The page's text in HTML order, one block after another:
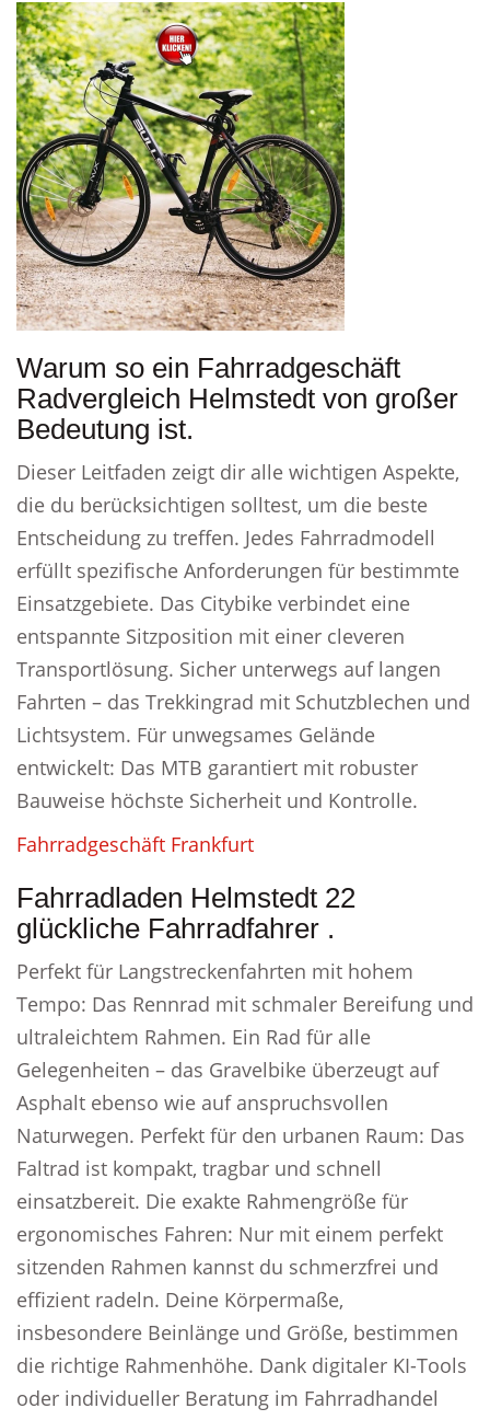
Warum so ein Fahrradgeschäft
Radvergleich Helmstedt von großer
Bedeutung ist.
Dieser Leitfaden zeigt dir alle wichtigen Aspekte,
die du berücksichtigen solltest, um die beste
Entscheidung zu treffen. Jedes Fahrradmodell
erfüllt spezifische Anforderungen für bestimmte
Einsatzgebiete. Das Citybike verbindet eine
entspannte Sitzposition mit einer cleveren
Transportlösung. Sicher unterwegs auf langen
Fahrten – das Trekkingrad mit Schutzblechen und
Lichtsystem. Für unwegsames Gelände
entwickelt: Das MTB garantiert mit robuster
Bauweise höchste Sicherheit und Kontrolle.
Fahrradgeschäft Frankfurt
Fahrradladen Helmstedt 22
glückliche Fahrradfahrer .
Perfekt für Langstreckenfahrten mit hohem
Tempo: Das Rennrad mit schmaler Bereifung und
ultraleichtem Rahmen. Ein Rad für alle
Gelegenheiten – das Gravelbike überzeugt auf
Asphalt ebenso wie auf anspruchsvollen
Naturwegen. Perfekt für den urbanen Raum: Das
Faltrad ist kompakt, tragbar und schnell
einsatzbereit. Die exakte Rahmengröße für
ergonomisches Fahren: Nur mit einem perfekt
sitzenden Rahmen kannst du schmerzfrei und
effizient radeln. Deine Körpermaße,
insbesondere Beinlänge und Größe, bestimmen
die richtige Rahmenhöhe. Dank digitaler KI-Tools
oder individueller Beratung im Fahrradhandel